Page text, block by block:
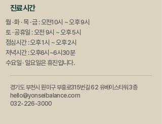
진료시간
월 · 화 · 목 · 금 : 오전10시 ~ 오후 9시
토 · 공휴일 : 오전 9시 ~ 오후 5시
점심시간 : 오후 1시 ~ 오후 2시
저녁시간 : 오후6시~6시30분
수요일 · 일요일은 휴진입니다.
경기도 부천시 원미구 부흥로315번길 62 유베이스타워 3층
hello@yonseibalance.com
032-226-3000